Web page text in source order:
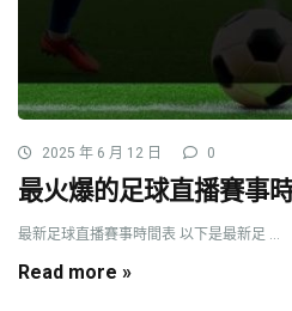
2025 年 6 月 12 日 0
最火爆的足球直播賽事
最新足球直播賽事時間表 以下是最新足 ...
Read more »